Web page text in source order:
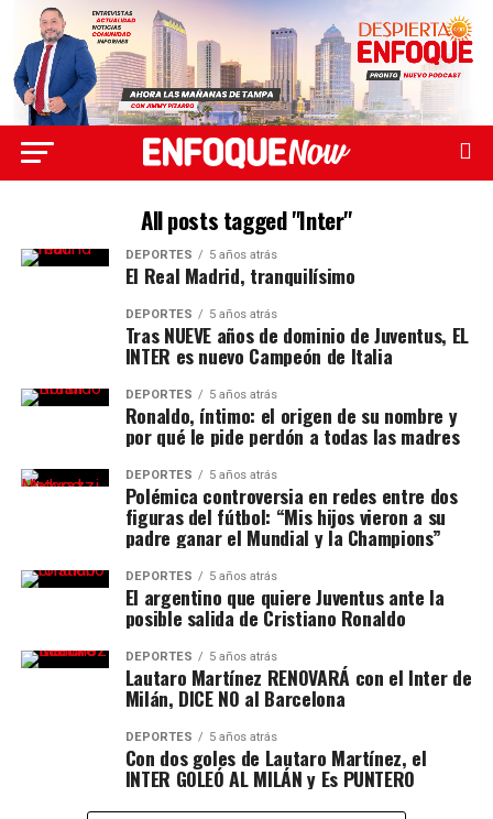
All posts tagged "Inter"
DEPORTES 5 años atrás
El Real Madrid, tranquilísimo
DEPORTES 5 años atrás
Tras NUEVE años de dominio de Juventus, EL
INTER es nuevo Campeón de Italia
DEPORTES 5 años atrás
Ronaldo, íntimo: el origen de su nombre y
por qué le pide perdón a todas las madres
DEPORTES 5 años atrás
Polémica controversia en redes entre dos
figuras del fútbol: “Mis hijos vieron a su
padre ganar el Mundial y la Champions”
DEPORTES 5 años atrás
El argentino que quiere Juventus ante la
posible salida de Cristiano Ronaldo
DEPORTES 5 años atrás
Lautaro Martínez RENOVARÁ con el Inter de
Milán, DICE NO al Barcelona
DEPORTES 5 años atrás
Con dos goles de Lautaro Martínez, el
INTER GOLEÓ AL MILÁN y Es PUNTERO